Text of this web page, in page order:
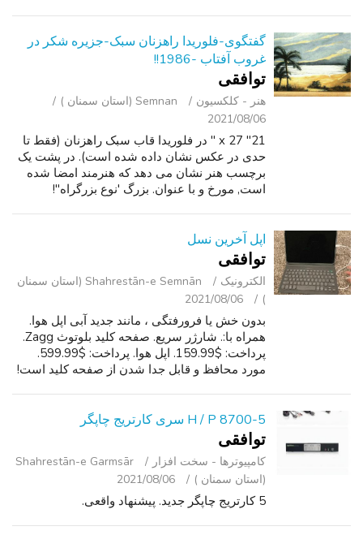
گفتگوی-فلوریدا راهزنان سبک-جزیره شکر در
غروب آفتاب -1986!!
توافقی
هنر - کلکسیون
Semnan (استان سمنان )
2021/08/06
21" x 27 " در فلوریدا قاب سبک راهزنان (فقط تا
حدی در عکس نشان داده شده است). در پشت یک
برچسب هنر نشان می دهد که هنرمند امضا شده
است, مورخ و با عنوان. بزرگ 'نوع بزرگراه"!
اپل آخرین نسل
توافقی
الکترونیک
Shahrestān-e Semnān (استان سمنان
)
2021/08/06
بدون خش یا فرورفتگی ، مانند جدید آبی اپل هوا.
همراه با:. شارژر سریع. صفحه کلید بلوتوث Zagg.
پرداخت: $159.99. اپل هوا. پرداخت: $599.99.
مورد محافظ و قابل جدا شدن از صفحه کلید است!
5-H / P 8700 سری کارتریج چاپگر
توافقی
کامپیوترها - سخت ‌افزار
Shahrestān-e Garmsār
(استان سمنان )
2021/08/06
5 کارتریج چاپگر جدید. پیشنهاد واقعی.